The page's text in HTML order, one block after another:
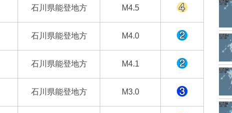
石川県能登地方 M4.5
石川県能登地方 M4.0
石川県能登地方 M4.1
石川県能登地方 M3.0